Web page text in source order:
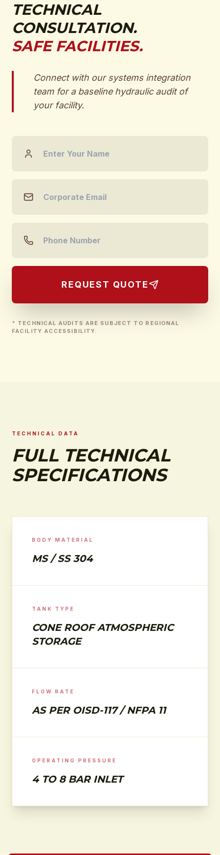
TECHNICAL
CONSULTATION.
SAFE FACILITIES.
Connect with our systems integration
team for a baseline hydraulic audit of
your facility.
REQUEST QUOTE
* TECHNICAL AUDITS ARE SUBJECT TO REGIONAL
FACILITY ACCESSIBILITY.
TECHNICAL DATA
FULL TECHNICAL
SPECIFICATIONS
BODY MATERIAL
MS / SS 304
TANK TYPE
CONE ROOF ATMOSPHERIC
STORAGE
FLOW RATE
AS PER OISD-117 / NFPA 11
OPERATING PRESSURE
4 TO 8 BAR INLET